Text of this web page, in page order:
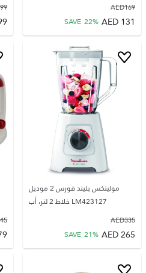
169
AED
131
AED
SAVE 22%
مولينكس بليند فورس 2 موديل
LM423127 خلاط 2 لتر، أب
335
AED
265
AED
SAVE 21%